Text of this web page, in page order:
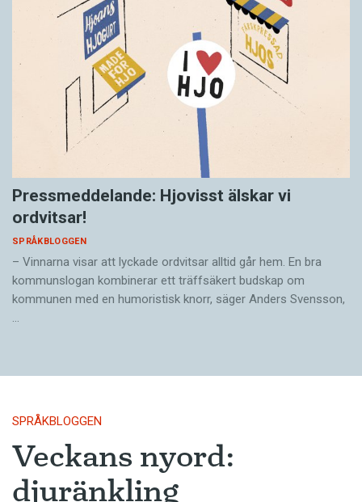
Pressmeddelande: Hjovisst älskar vi
ordvitsar!
SPRÅKBLOGGEN
– Vinnarna visar att lyckade ordvitsar alltid går hem. En bra
kommunslogan kombinerar ett träffsäkert budskap om
kommunen med en humoristisk knorr, säger Anders Svensson,
…
SPRÅKBLOGGEN
Veckans nyord:
djuränkling